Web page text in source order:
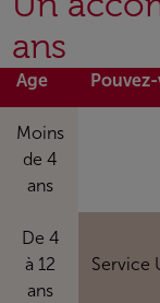
ans
Age
Moins
de 4
ans
De 4
à 12
ans
Service